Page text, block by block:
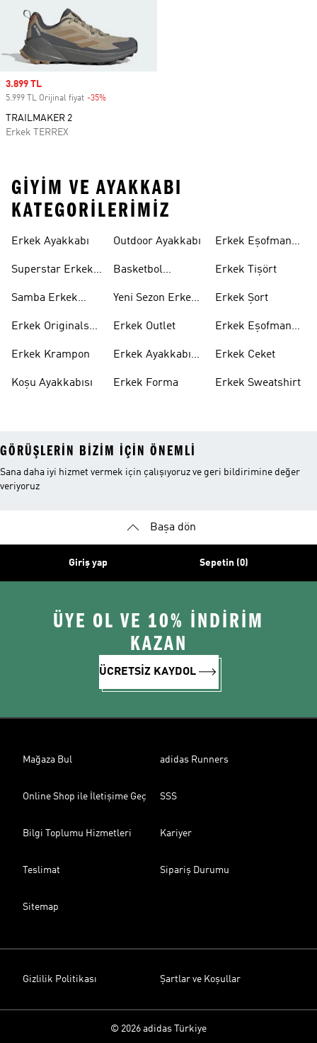
Sale price
3.899 TL
5.999 TL Orijinal fiyat -35%
TRAILMAKER 2
Erkek TERREX
GIYIM VE AYAKKABI
KATEGORILERIMIZ
Erkek Ayakkabı
Superstar Erkek
Samba Erkek
Erkek Originals
Erkek Krampon
Koşu Ayakkabısı
Outdoor Ayakkabı
Basketbol
Yeni Sezon Erkek
Erkek Outlet
Erkek Ayakkabı
Erkek Forma
Erkek Eşofman
Erkek Tişört
Erkek Şort
Erkek Eşofman
Erkek Ceket
Erkek Sweatshirt
GÖRÜŞLERIN BIZIM IÇIN ÖNEMLI
Sana daha iyi hizmet vermek için çalışıyoruz ve geri bildirimine değer
veriyoruz
Başa dön
Giriş yap Sepetin (0)
ÜYE OL VE 10% İNDİRİM
KAZAN
ÜCRETSİZ KAYDOL
Mağaza Bul adidas Runners
Online Shop ile İletişime Geç SSS
Bilgi Toplumu Hizmetleri Kariyer
Teslimat Sipariş Durumu
Sitemap
Gizlilik Politikası Şartlar ve Koşullar
© 2026 adidas Türkiye